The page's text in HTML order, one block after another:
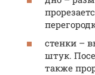
стенки –
штук.
также